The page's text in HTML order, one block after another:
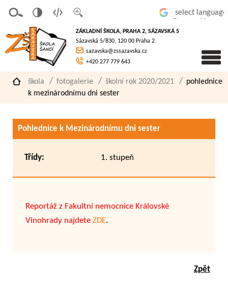
písmo
á
verze
pro
slaboz
raké
ZÁKLADNÍ ŠKOLA, PRAHA 2, SÁZAVSKÁ 5
Sázavská 5/830, 120 00 Praha 2
sazavska@zssazavska.cz
+420 277 779 643
škola fotogalerie školní rok 2020/2021
pohlednice
k mezinárodnímu dni sester
Pohlednice k Mezinárodnímu dni sester
Třídy: 1. stupeň
Reportáž z Fakultní nemocnice Královské
Vinohrady najdete ZDE.
Zpět